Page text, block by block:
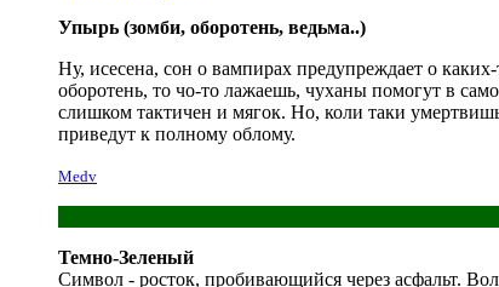
Упырь (зомби, оборотень, ведьма..)
Ну, исесена, сон о вампирах предупреждает о
оборотень, то чо-то лажаешь, чуханы помогут в
слишком тактичен и мягок. Но, коли таки
приведут к полному облому.
Medv
Темно-Зеленый
Символ - росток, пробивающийся через асфальт.